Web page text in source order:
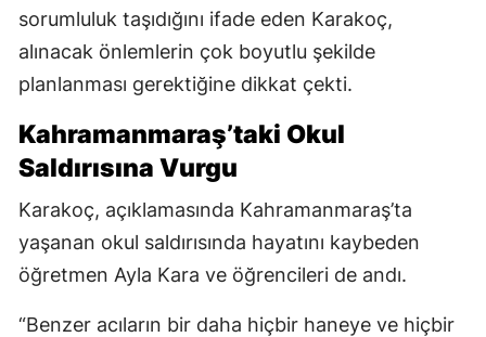
sorumluluk taşıdığını ifade eden Karakoç,
alınacak önlemlerin çok boyutlu şekilde
planlanması gerektiğine dikkat çekti.
Kahramanmaraş’taki Okul
Saldırısına Vurgu
Karakoç, açıklamasında Kahramanmaraş’ta
yaşanan okul saldırısında hayatını kaybeden
öğretmen Ayla Kara ve öğrencileri de andı.
“Benzer acıların bir daha hiçbir haneye ve hiçbir